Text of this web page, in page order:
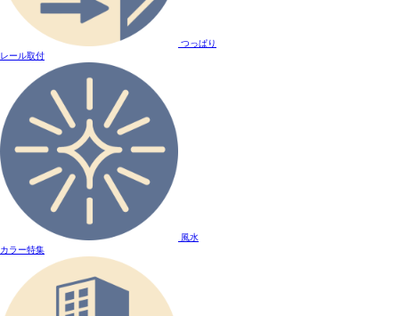
つっぱり
レール取付
風水
カラー特集